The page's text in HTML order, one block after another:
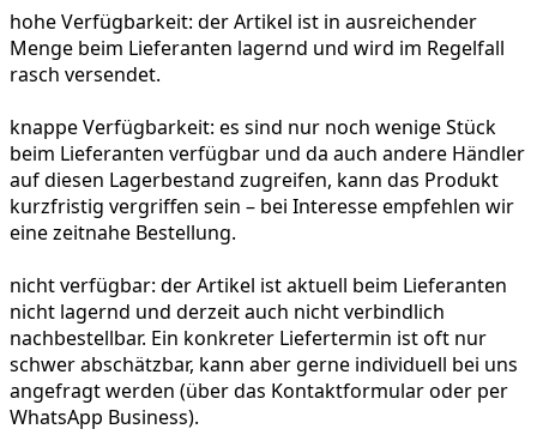
hohe Verfügbarkeit: der Artikel ist in ausreichender
Menge beim Lieferanten lagernd und wird im Regelfall
rasch versendet.
knappe Verfügbarkeit: es sind nur noch wenige Stück
beim Lieferanten verfügbar und da auch andere Händler
auf diesen Lagerbestand zugreifen, kann das Produkt
kurzfristig vergriffen sein – bei Interesse empfehlen wir
eine zeitnahe Bestellung.
nicht verfügbar: der Artikel ist aktuell beim Lieferanten
nicht lagernd und derzeit auch nicht verbindlich
nachbestellbar. Ein konkreter Liefertermin ist oft nur
schwer abschätzbar, kann aber gerne individuell bei uns
angefragt werden (über das Kontaktformular oder per
WhatsApp Business).